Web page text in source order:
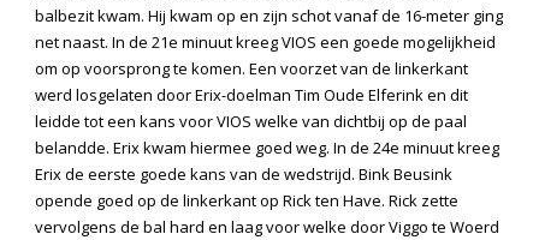
balbezit kwam. Hij kwam op en zijn schot vanaf de 16-meter ging
net naast. In de 21e minuut kreeg VIOS een goede mogelijkheid
om op voorsprong te komen. Een voorzet van de linkerkant
werd losgelaten door Erix-doelman Tim Oude Elferink en dit
leidde tot een kans voor VIOS welke van dichtbij op de paal
belandde. Erix kwam hiermee goed weg. In de 24e minuut kreeg
Erix de eerste goede kans van de wedstrijd. Bink Beusink
opende goed op de linkerkant op Rick ten Have. Rick zette
vervolgens de bal hard en laag voor welke door Viggo te Woerd